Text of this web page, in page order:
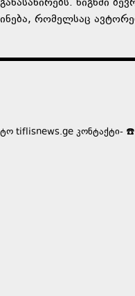
რომელსაც
tiflisnews.ge კონტაქტი-